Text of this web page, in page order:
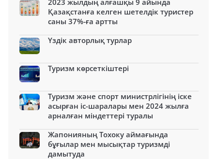
2023 жылдың алғашқы 9 айында
Қазақстанға келген шетелдік туристер
саны 37%-ға артты
Үздік авторлық турлар
Туризм көрсеткіштері
Туризм және спорт министрлігінің іске
асырған іс-шаралары мен 2024 жылға
арналған міндеттері туралы
Жапонияның Тохоку аймағында
бұғылар мен мысықтар туризмді
дамытуда